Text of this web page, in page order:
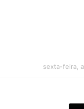
sexta-feira,